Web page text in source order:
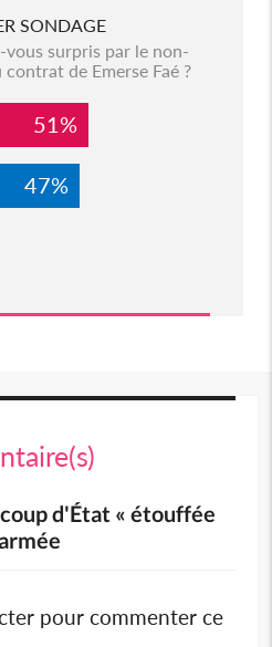
SONDAGE
vous surpris par le non-
de Emerse Faé ?
51%
47%
d'État « étouffée
pour commenter ce